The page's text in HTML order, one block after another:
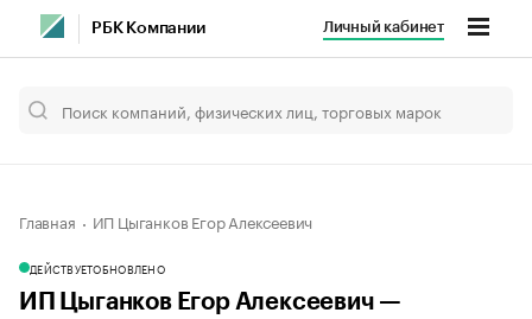
РБК Компании Личный кабинет
Главная ИП Цыганков Егор Алексеевич
ДЕЙСТВУЕТОБНОВЛЕНО
ИП Цыганков Егор Алексеевич —